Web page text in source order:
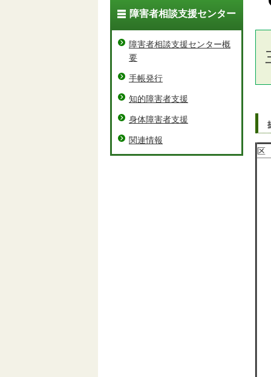
障害者相談支援センター
障害者相談支援センター概
要
手帳発行
知的障害者支援
身体障害者支援
関連情報